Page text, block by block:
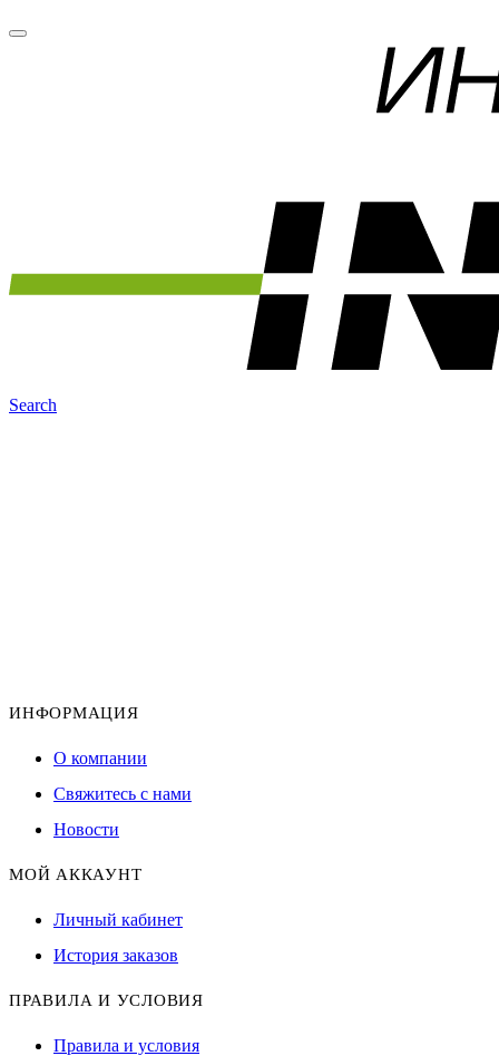
Search
ИНФОРМАЦИЯ
О компании
Свяжитесь с нами
Новости
МОЙ АККАУНТ
Личный кабинет
История заказов
ПРАВИЛА И УСЛОВИЯ
Правила и условия